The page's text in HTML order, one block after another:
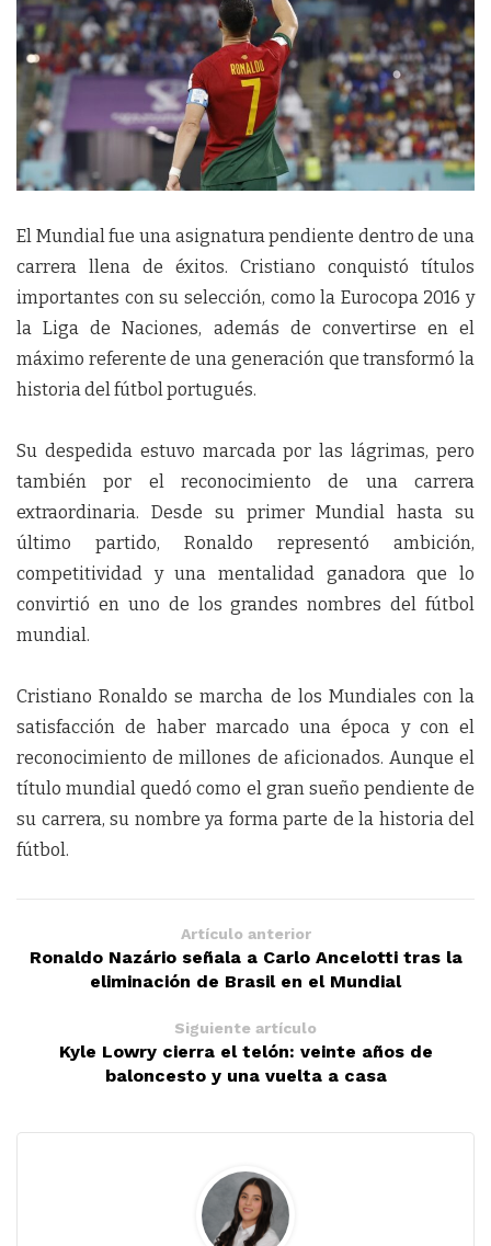
El Mundial fue una asignatura pendiente dentro de una
carrera llena de éxitos. Cristiano conquistó títulos
importantes con su selección, como la Eurocopa 2016 y
la Liga de Naciones, además de convertirse en el
máximo referente de una generación que transformó la
historia del fútbol portugués.
Su despedida estuvo marcada por las lágrimas, pero
también por el reconocimiento de una carrera
extraordinaria. Desde su primer Mundial hasta su
último partido, Ronaldo representó ambición,
competitividad y una mentalidad ganadora que lo
convirtió en uno de los grandes nombres del fútbol
mundial.
Cristiano Ronaldo se marcha de los Mundiales con la
satisfacción de haber marcado una época y con el
reconocimiento de millones de aficionados. Aunque el
título mundial quedó como el gran sueño pendiente de
su carrera, su nombre ya forma parte de la historia del
fútbol.
Artículo anterior
Ronaldo Nazário señala a Carlo Ancelotti tras la
eliminación de Brasil en el Mundial
Siguiente artículo
Kyle Lowry cierra el telón: veinte años de
baloncesto y una vuelta a casa